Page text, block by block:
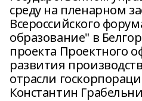
среду на пленарном
Всероссийского
образование" в
проекта Проектного
развития
отрасли
Константин